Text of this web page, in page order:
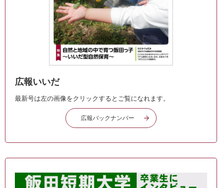
広報いいだ
最新号は左の画像をクリックするとご覧になれます。
広報バックナンバー